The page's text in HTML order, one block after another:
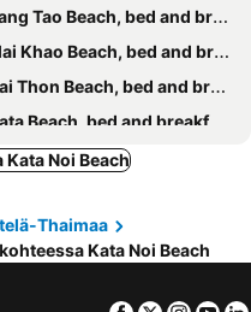
Tao Beach, bed and breakfasts
Khao Beach, bed and breakfasts
Thon Beach, bed and breakfasts
Beach, bed and breakfasts
Beach, bed and breakfasts
Noi Beach
Thaimaa
Kata Noi Beach